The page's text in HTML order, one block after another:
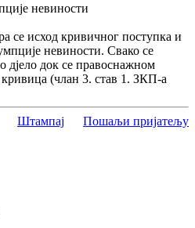
невиности
се исход кривичног поступка и
невиности. Свако се
дјело док се правоснажном
(члан 3. став 1. ЗКП-а
Штампај Пошаљи пријатељу